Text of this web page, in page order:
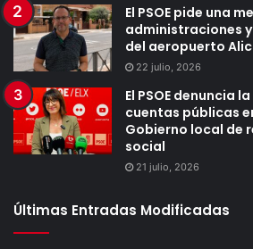
El PSOE pide una
administraciones
del aeropuerto
22 julio, 2026
El PSOE denuncia
cuentas públicas
Gobierno local de
social
21 julio, 2026
Últimas Entradas Modificadas